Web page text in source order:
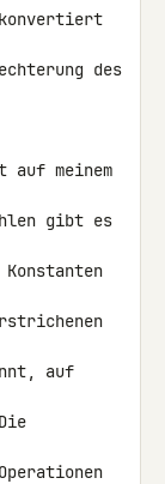
konvertiert
des
auf meinem
gibt es
auf